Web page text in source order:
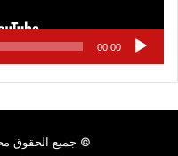
00:00
© جميع الحقوق